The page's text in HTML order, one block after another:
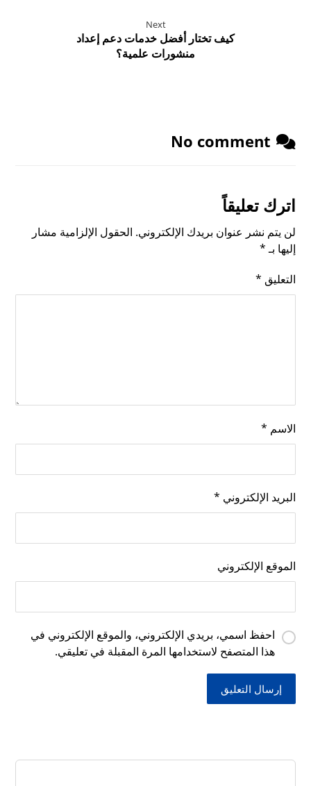
Next
كيف تختار أفضل خدمات دعم إعداد
منشورات علمية؟
No comment
اترك تعليقاً
لن يتم نشر عنوان بريدك الإلكتروني. الحقول الإلزامية مشار
إليها بـ*
التعليق *
الاسم *
البريد الإلكتروني *
الموقع الإلكتروني
احفظ اسمي، بريدي الإلكتروني، والموقع الإلكتروني في
هذا المتصفح لاستخدامها المرة المقبلة في تعليقي.
إرسال التعليق